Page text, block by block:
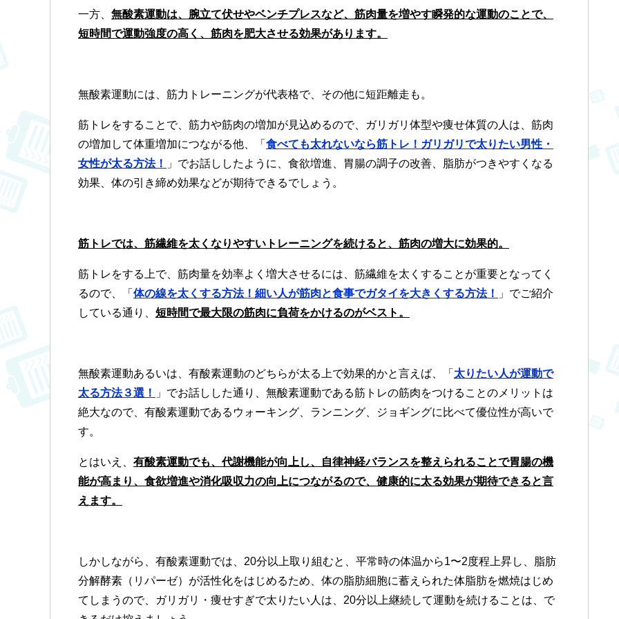
一方、 無酸素運動は、腕立て伏せやベンチプレスなど、筋肉量を増やす瞬発的な運動のことで、
短時間で運動強度の高く、筋肉を肥大させる効果があります。
無酸素運動には、筋力トレーニングが代表格で、その他に短距離走も。
筋トレをすることで、筋力や筋肉の増加が見込めるので、ガリガリ体型や痩せ体質の人は、筋肉
の増加して体重増加につながる他、「 食べても太れないなら筋トレ！ガリガリで太りたい男性・
女性が太る方法！
」でお話ししたように、食欲増進、胃腸の調子の改善、脂肪がつきやすくなる
効果、体の引き締め効果などが期待できるでしょう。
筋トレでは、筋繊維を太くなりやすいトレーニングを続けると、筋肉の増大に効果的。
筋トレをする上で、筋肉量を効率よく増大させるには、筋繊維を太くすることが重要となってく
るので、「 体の線を太くする方法！細い人が筋肉と食事でガタイを大きくする方法！
」でご紹介
している通り、 短時間で最大限の筋肉に負荷をかけるのがベスト。
無酸素運動あるいは、有酸素運動のどちらが太る上で効果的かと言えば、「 太りたい人が運動で
太る方法３選！
」でお話しした通り、無酸素運動である筋トレの筋肉をつけることのメリットは
絶大なので、有酸素運動であるウォーキング、ランニング、ジョギングに比べて優位性が高いで
す。
とはいえ、 有酸素運動でも、代謝機能が向上し、自律神経バランスを整えられることで胃腸の機
能が高まり、食欲増進や消化吸収力の向上につながるので、健康的に太る効果が期待できると言
えます。
しかしながら、有酸素運動では、20分以上取り組むと、平常時の体温から1〜2度程上昇し、脂肪
分解酵素（リパーゼ）が活性化をはじめるため、体の脂肪細胞に蓄えられた体脂肪を燃焼はじめ
てしまうので、ガリガリ・痩せすぎで太りたい人は、20分以上継続して運動を続けることは、で